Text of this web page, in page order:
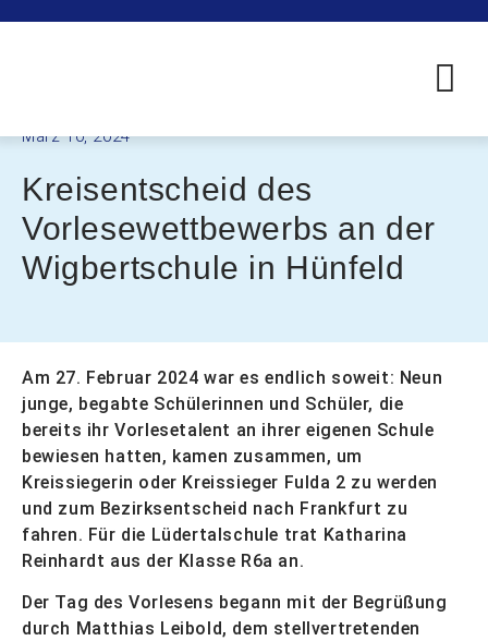
März 10, 2024
Kreisentscheid des
Vorlesewettbewerbs an der
Wigbertschule in Hünfeld
Am 27. Februar 2024 war es endlich soweit: Neun
junge, begabte Schülerinnen und Schüler, die
bereits ihr Vorlesetalent an ihrer eigenen Schule
bewiesen hatten, kamen zusammen, um
Kreissiegerin oder Kreissieger Fulda 2 zu werden
und zum Bezirksentscheid nach Frankfurt zu
fahren. Für die Lüdertalschule trat Katharina
Reinhardt aus der Klasse R6a an.
Der Tag des Vorlesens begann mit der Begrüßung
durch Matthias Leibold, dem stellvertretenden